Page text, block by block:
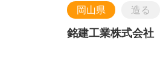
岡山県 造る
銘建工業株式会社